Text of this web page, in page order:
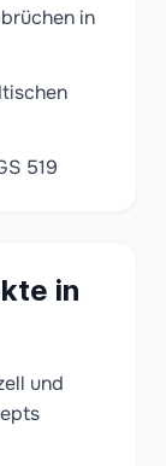
in
519
in
und